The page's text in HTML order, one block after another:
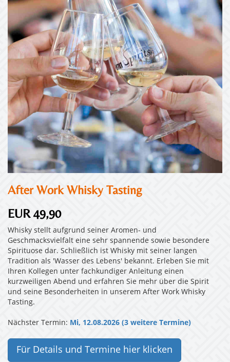
After Work Whisky Tasting
EUR 49,90
Whisky stellt aufgrund seiner Aromen- und
Geschmacksvielfalt eine sehr spannende sowie besondere
Spirituose dar. Schließlich ist Whisky mit seiner langen
Tradition als 'Wasser des Lebens' bekannt. Erleben Sie mit
Ihren Kollegen unter fachkundiger Anleitung einen
kurzweiligen Abend und erfahren Sie mehr über die Spirit
und seine Besonderheiten in unserem After Work Whisky
Tasting.
Nächster Termin: Mi, 12.08.2026 (3 weitere Termine)
Für Details und Termine hier klicken